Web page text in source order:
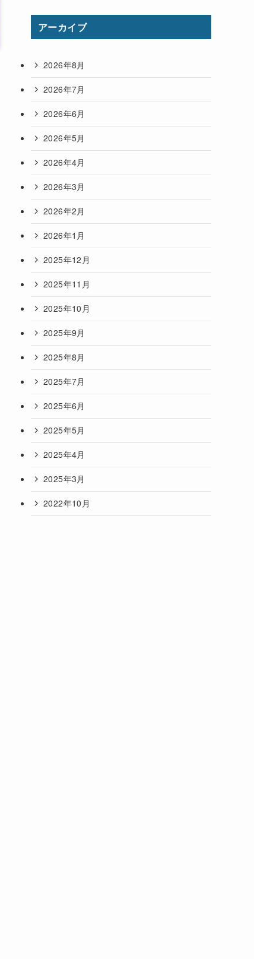
アーカイブ
2026年8月
2026年7月
2026年6月
2026年5月
2026年4月
2026年3月
2026年2月
2026年1月
2025年12月
2025年11月
2025年10月
2025年9月
2025年8月
2025年7月
2025年6月
2025年5月
2025年4月
2025年3月
2022年10月